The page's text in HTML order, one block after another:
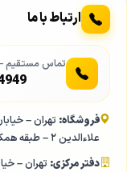
SB6550L-W
ارتباط با ما
تماس مستقیم — ۲۰ خط
فروشگاه: تهران –
علاءالدین ۲ – طبقه همکف – پلاک ۱۳
دفتر مرکزی: تهران –